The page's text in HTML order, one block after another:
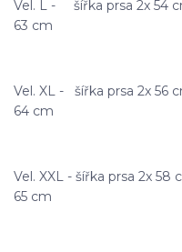
Vel. L - šířka prsa 2x 54
63 cm
Vel. XL - šířka prsa 2x 56
64 cm
Vel. XXL - šířka prsa 2x 58
65 cm